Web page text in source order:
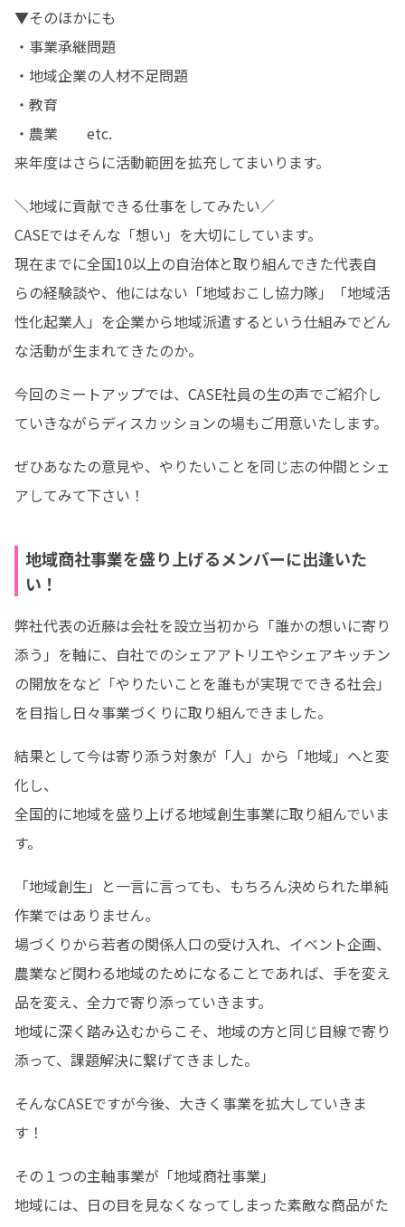
▼そのほかにも
・事業承継問題
・地域企業の人材不足問題
・教育
・農業　　etc.
来年度はさらに活動範囲を拡充してまいります。
＼地域に貢献できる仕事をしてみたい／
CASEではそんな「想い」を大切にしています。
現在までに全国10以上の自治体と取り組んできた代表自
らの経験談や、他にはない「地域おこし協力隊」「地域活
性化起業人」を企業から地域派遣するという仕組みでどん
な活動が生まれてきたのか。
今回のミートアップでは、CASE社員の生の声でご紹介し
ていきながらディスカッションの場もご用意いたします。
ぜひあなたの意見や、やりたいことを同じ志の仲間とシェ
アしてみて下さい！
地域商社事業を盛り上げるメンバーに出逢いた
い！
弊社代表の近藤は会社を設立当初から「誰かの想いに寄り
添う」を軸に、自社でのシェアアトリエやシェアキッチン
の開放をなど「やりたいことを誰もが実現でできる社会」
を目指し日々事業づくりに取り組んできました。
結果として今は寄り添う対象が「人」から「地域」へと変
化し、
全国的に地域を盛り上げる地域創生事業に取り組んでいま
す。
「地域創生」と一言に言っても、もちろん決められた単純
作業ではありません。
場づくりから若者の関係人口の受け入れ、イベント企画、
農業など関わる地域のためになることであれば、手を変え
品を変え、全力で寄り添っていきます。
地域に深く踏み込むからこそ、地域の方と同じ目線で寄り
添って、課題解決に繋げてきました。
そんなCASEですが今後、大きく事業を拡大していきま
す！
その１つの主軸事業が「地域商社事業」
地域には、日の目を見なくなってしまった素敵な商品がた